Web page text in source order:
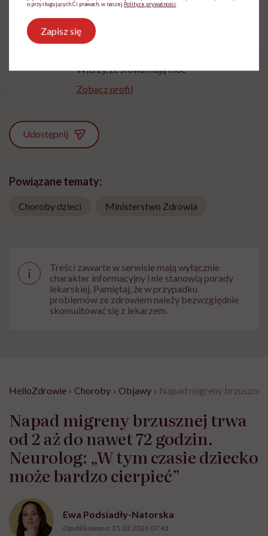
Aleksandra Tchórzewska
Z wykształcenia nauczycielka języka
Wierzy, że słowa mają moc
Zobacz profil
Udostępnij
Powiązane tematy:
Choroby dzieci Ministerstwo Zdrowia
i
Treści zawarte w serwisie mają wyłącznie
charakter informacyjny i nie stanowią porady
lekarskiej. Pamiętaj, że w przypadku
problemów ze zdrowiem należy bezwzględnie
skonsultować się z lekarzem.
HelloZdrowie › Choroby › Objawy › Napad migreny brzusznej
Napad migreny brzusznej trwa
od 2 aż do nawet 72 godzin.
Neurolog: „W tym czasie dziecko
może bardzo cierpieć”
Ewa Podsiadły-Natorska
Opublikowano: 31.03.2026 07:41
o przysługujących Ci prawach, w naszej Polityce prywatności
Zapisz się